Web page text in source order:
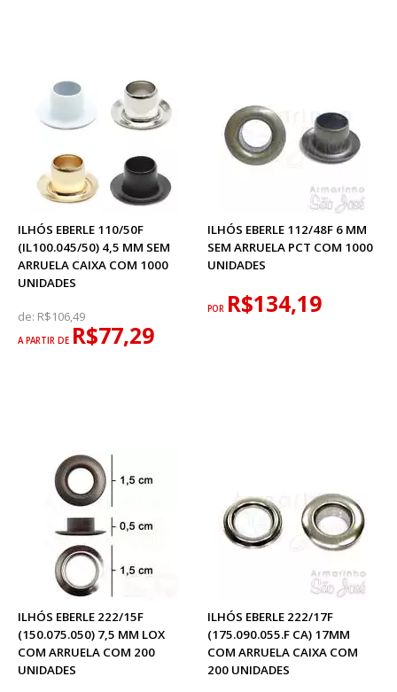
ILHÓS EBERLE 110/50F
(IL100.045/50) 4,5 MM SEM
ARRUELA CAIXA COM 1000
UNIDADES
de: R$106,49
A PARTIR DE R$77,29
ILHÓS EBERLE 112/48F 6 MM
SEM ARRUELA PCT COM 1000
UNIDADES
POR R$134,19
ILHÓS EBERLE 222/15F
(150.075.050) 7,5 MM LOX
COM ARRUELA COM 200
UNIDADES
ILHÓS EBERLE 222/17F
(175.090.055.F CA) 17MM
COM ARRUELA CAIXA COM
200 UNIDADES